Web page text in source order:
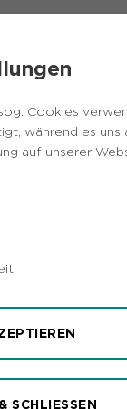
Cookies
während es uns
auf unserer
SCHLIESSEN
und